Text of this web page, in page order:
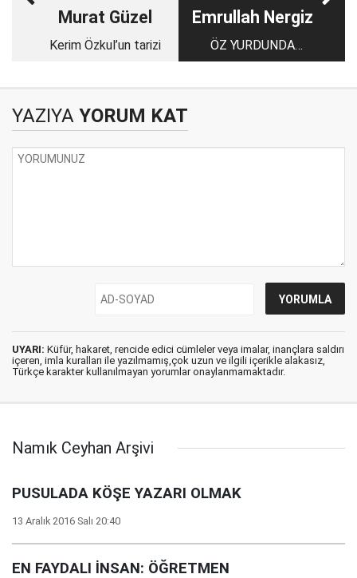
Murat Güzel
Kerim Özkul’un tarizi
Emrullah Nergiz
ÖZ YURDUNDA
GARİP BİR
YAZIYA YORUM KAT
UYARI: Küfür, hakaret, rencide edici cümleler veya imalar, inançlara saldırı
içeren, imla kuralları ile yazılmamış,çok uzun ve ilgili içerikle alakasız,
Türkçe karakter kullanılmayan yorumlar onaylanmamaktadır.
Namık Ceyhan Arşivi
PUSULADA KÖŞE YAZARI OLMAK
13 Aralık 2016 Salı 20:40
EN FAYDALI İNSAN: ÖĞRETMEN